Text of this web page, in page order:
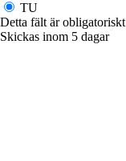
TU
Detta fält är obligatoriskt
Skickas inom 5 dagar